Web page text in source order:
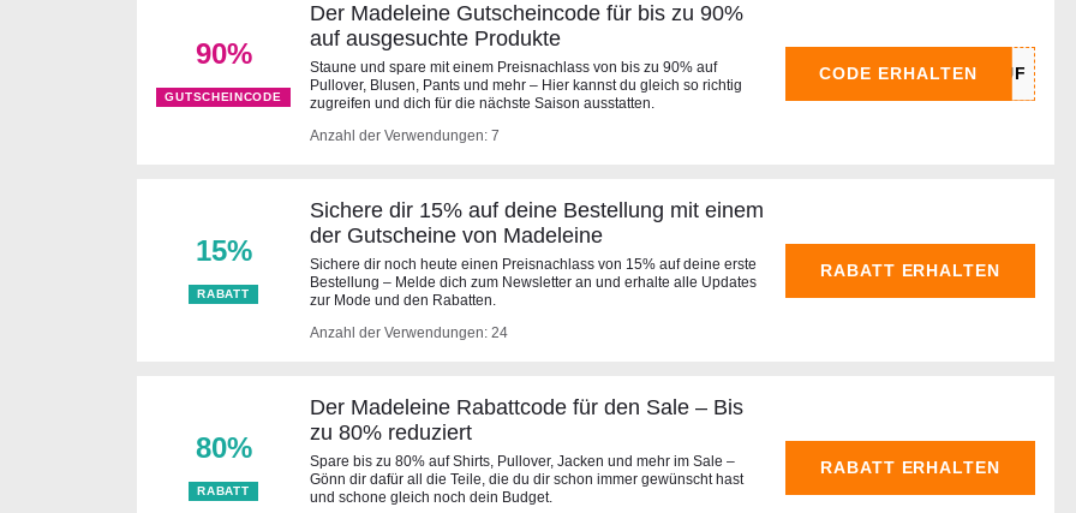
90%
GUTSCHEINCODE
Der Madeleine Gutscheincode für bis zu 90%
auf ausgesuchte Produkte
Staune und spare mit einem Preisnachlass von bis zu 90% auf
Pullover, Blusen, Pants und mehr – Hier kannst du gleich so richtig
zugreifen und dich für die nächste Saison ausstatten.
Anzahl der Verwendungen: 7
CODE ERHALTEN
15%
RABATT
Sichere dir 15% auf deine Bestellung mit einem
der Gutscheine von Madeleine
Sichere dir noch heute einen Preisnachlass von 15% auf deine erste
Bestellung – Melde dich zum Newsletter an und erhalte alle Updates
zur Mode und den Rabatten.
Anzahl der Verwendungen: 24
RABATT ERHALTEN
80%
RABATT
Der Madeleine Rabattcode für den Sale – Bis
zu 80% reduziert
Spare bis zu 80% auf Shirts, Pullover, Jacken und mehr im Sale –
Gönn dir dafür all die Teile, die du dir schon immer gewünscht hast
und schone gleich noch dein Budget.
RABATT ERHALTEN